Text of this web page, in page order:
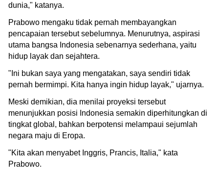
dunia," katanya.
Prabowo mengaku tidak pernah membayangkan
pencapaian tersebut sebelumnya. Menurutnya, aspirasi
utama bangsa Indonesia sebenarnya sederhana, yaitu
hidup layak dan sejahtera.
"Ini bukan saya yang mengatakan, saya sendiri tidak
pernah bermimpi. Kita hanya ingin hidup layak," ujarnya.
Meski demikian, dia menilai proyeksi tersebut
menunjukkan posisi Indonesia semakin diperhitungkan di
tingkat global, bahkan berpotensi melampaui sejumlah
negara maju di Eropa.
"Kita akan menyabet Inggris, Prancis, Italia," kata
Prabowo.